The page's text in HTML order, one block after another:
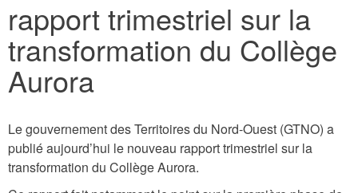
rapport trimestriel sur la
transformation du Collège
Aurora
Le gouvernement des Territoires du Nord-Ouest (GTNO) a
publié aujourd’hui le nouveau rapport trimestriel sur la
transformation du Collège Aurora.